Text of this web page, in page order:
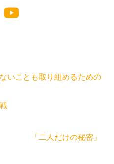
Facebook
いことも取り組めるための
「二人だけの秘密」